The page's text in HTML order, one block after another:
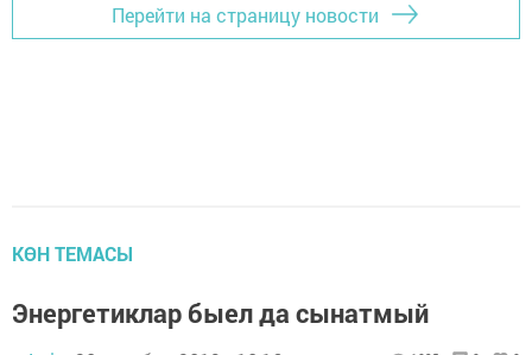
Перейти на страницу новости
КӨН ТЕМАСЫ
Энергетиклар быел да сынатмый